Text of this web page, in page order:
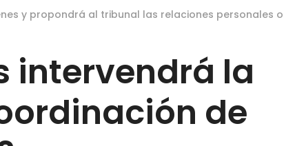
y propondrá al tribunal las relaciones personales o
intervendrá la
de